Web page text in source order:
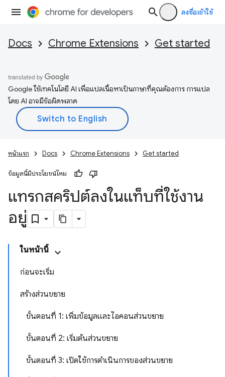
ลงชื่อเข้าใช้
Docs Chrome Extensions Get started
Google ใช้เทคโนโลยี AI เพื่อแปลเนื้อหาเป็นภาษาที่คุณต้องการ การแปล
โดย AI อาจมีข้อผิดพลาด
หน้าแรก Docs Chrome Extensions Get started
ข้อมูลนี้มีประโยชน์ไหม
แทรกสคริปต์ลงในแท็บที่ใช้งาน
อยู่
ในหน้านี้
ก่อนจะเริ่ม
สร้างส่วนขยาย
ขั้นตอนที่ 1: เพิ่มข้อมูลและไอคอนส่วนขยาย
ขั้นตอนที่ 2: เริ่มต้นส่วนขยาย
ขั้นตอนที่ 3: เปิดใช้การดำเนินการของส่วนขยาย